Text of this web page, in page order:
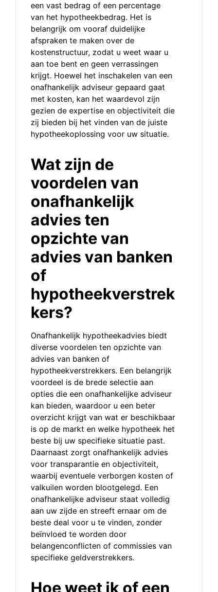
een vast bedrag of een percentage
van het hypotheekbedrag. Het is
belangrijk om vooraf duidelijke
afspraken te maken over de
kostenstructuur, zodat u weet waar u
aan toe bent en geen verrassingen
krijgt. Hoewel het inschakelen van een
onafhankelijk adviseur gepaard gaat
met kosten, kan het waardevol zijn
gezien de expertise en objectiviteit die
zij bieden bij het vinden van de juiste
hypotheekoplossing voor uw situatie.
Wat zijn de
voordelen van
onafhankelijk
advies ten
opzichte van
advies van banken
of
hypotheekverstrek
kers?
Onafhankelijk hypotheekadvies biedt
diverse voordelen ten opzichte van
advies van banken of
hypotheekverstrekkers. Een belangrijk
voordeel is de brede selectie aan
opties die een onafhankelijke adviseur
kan bieden, waardoor u een beter
overzicht krijgt van wat er beschikbaar
is op de markt en welke hypotheek het
beste bij uw specifieke situatie past.
Daarnaast zorgt onafhankelijk advies
voor transparantie en objectiviteit,
waarbij eventuele verborgen kosten of
valkuilen worden blootgelegd. Een
onafhankelijke adviseur staat volledig
aan uw zijde en streeft ernaar om de
beste deal voor u te vinden, zonder
beïnvloed te worden door
belangenconflicten of commissies van
specifieke geldverstrekkers.
Hoe weet ik of een